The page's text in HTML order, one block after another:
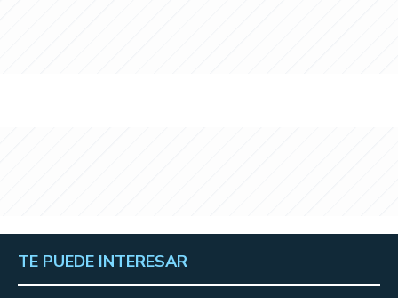
TE PUEDE INTERESAR